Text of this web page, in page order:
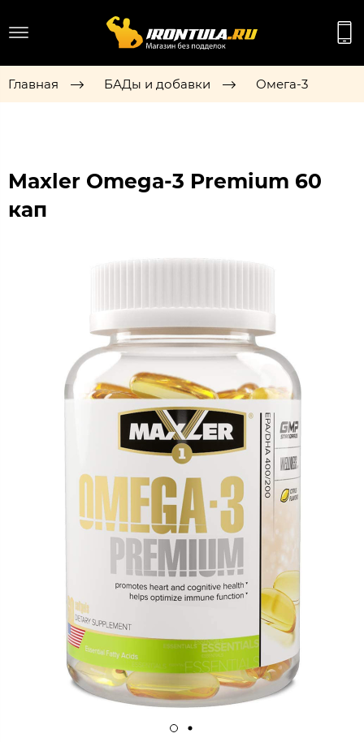
Главная БАДы и добавки Омега-3
Maxler Omega-3 Premium 60
кап